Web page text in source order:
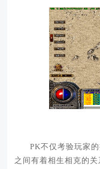
PK不仅考验玩家
之间有着相生相克的